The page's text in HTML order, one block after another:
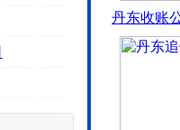
丹东收账